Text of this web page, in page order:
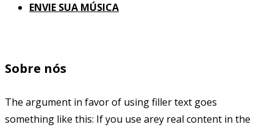
ENVIE SUA MÚSICA
Sobre nós
The argument in favor of using filler text goes
something like this: If you use arey real content in the